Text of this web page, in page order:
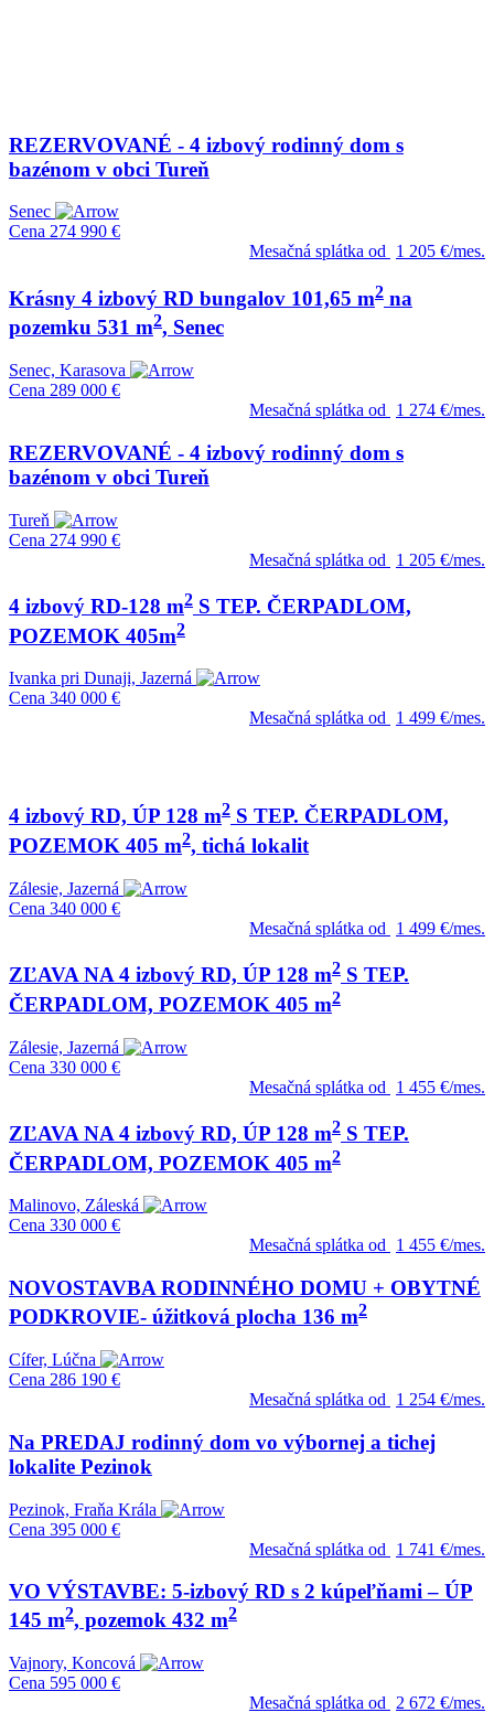
REZERVOVANÉ - 4 izbový rodinný dom s
bazénom v obci Tureň
Senec
Cena 274 990 €
Mesačná splátka od
1 205 €/mes.
Krásny 4 izbový RD bungalov 101,65 m2 na
pozemku 531 m2, Senec
Senec, Karasova
Cena 289 000 €
Mesačná splátka od
1 274 €/mes.
REZERVOVANÉ - 4 izbový rodinný dom s
bazénom v obci Tureň
Tureň
Cena 274 990 €
Mesačná splátka od
1 205 €/mes.
4 izbový RD-128 m2 S TEP. ČERPADLOM,
POZEMOK 405m2
Ivanka pri Dunaji, Jazerná
Cena 340 000 €
Mesačná splátka od 1 499 €/mes.
4 izbový RD, ÚP 128 m2 S TEP. ČERPADLOM,
POZEMOK 405 m2, tichá lokalit
Zálesie, Jazerná
Cena 340 000 €
Mesačná splátka od
1 499 €/mes.
ZĽAVA NA 4 izbový RD, ÚP 128 m2 S TEP.
ČERPADLOM, POZEMOK 405 m2
Zálesie, Jazerná
Cena 330 000 €
Mesačná splátka od
1 455 €/mes.
ZĽAVA NA 4 izbový RD, ÚP 128 m2 S TEP.
ČERPADLOM, POZEMOK 405 m2
Malinovo, Záleská
Cena 330 000 €
Mesačná splátka od 1 455 €/mes.
NOVOSTAVBA RODINNÉHO DOMU + OBYTNÉ
PODKROVIE- úžitková plocha 136 m2
Cífer, Lúčna
Cena 286 190 €
Mesačná splátka od
1 254 €/mes.
Na PREDAJ rodinný dom vo výbornej a tichej
lokalite Pezinok
Pezinok, Fraňa Krála
Cena 395 000 €
Mesačná splátka od
1 741 €/mes.
VO VÝSTAVBE: 5-izbový RD s 2 kúpeľňami – ÚP
145 m2, pozemok 432 m2
Vajnory, Koncová
Cena 595 000 €
Mesačná splátka od
2 672 €/mes.